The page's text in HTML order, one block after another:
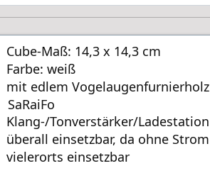
Cube-Maß: 14,3 x 14,3 cm
Farbe: weiß
mit edlem Vogelaugenfurnierholz
SaRaiFo
Klang-/Tonverstärker/Ladestation
überall einsetzbar, da ohne Strom
vielerorts einsetzbar